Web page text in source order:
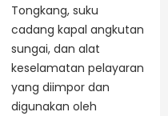
Tongkang, suku
cadang kapal angkutan
sungai, dan alat
keselamatan pelayaran
yang diimpor dan
digunakan oleh